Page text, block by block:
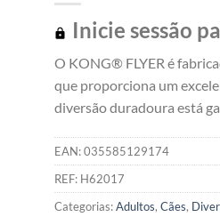
Inicie sessão
O KONG® FLYER é
que proporciona um
diversão duradoura está
EAN:035585129174
REF: H62017
Categorias:Adultos, Cães,